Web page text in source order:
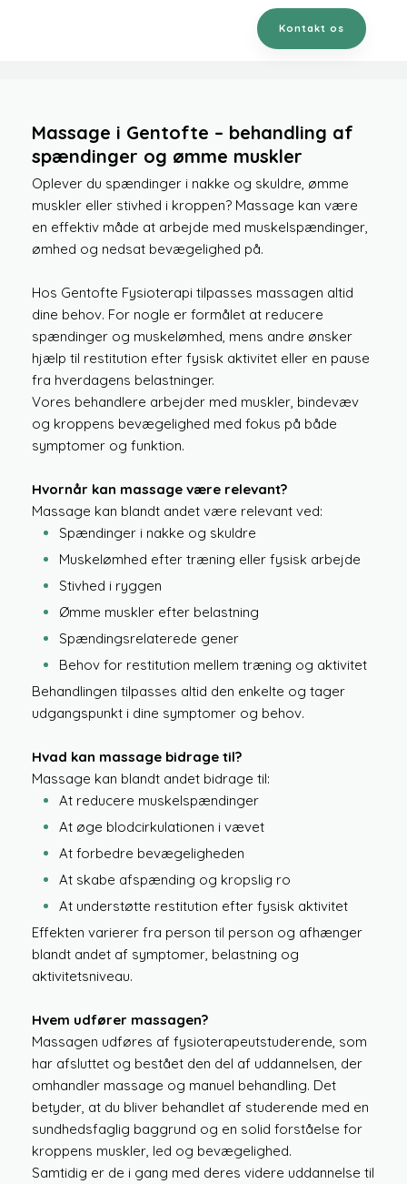
Kontakt os
Massage i Gentofte – behandling af
spændinger og ømme muskler
Oplever du spændinger i nakke og skuldre, ømme
muskler eller stivhed i kroppen? Massage kan være
en effektiv måde at arbejde med muskelspændinger,
ømhed og nedsat bevægelighed på.
Hos Gentofte Fysioterapi tilpasses massagen altid
dine behov. For nogle er formålet at reducere
spændinger og muskelømhed, mens andre ønsker
hjælp til restitution efter fysisk aktivitet eller en pause
fra hverdagens belastninger.
Vores behandlere arbejder med muskler, bindevæv
og kroppens bevægelighed med fokus på både
symptomer og funktion.
Hvornår kan massage være relevant?
Massage kan blandt andet være relevant ved:
Spændinger i nakke og skuldre
Muskelømhed efter træning eller fysisk arbejde
Stivhed i ryggen
Ømme muskler efter belastning
Spændingsrelaterede gener
Behov for restitution mellem træning og aktivitet
Behandlingen tilpasses altid den enkelte og tager
udgangspunkt i dine symptomer og behov.
Hvad kan massage bidrage til?
Massage kan blandt andet bidrage til:
At reducere muskelspændinger
At øge blodcirkulationen i vævet
At forbedre bevægeligheden
At skabe afspænding og kropslig ro
At understøtte restitution efter fysisk aktivitet
Effekten varierer fra person til person og afhænger
blandt andet af symptomer, belastning og
aktivitetsniveau.
Hvem udfører massagen?
Massagen udføres af fysioterapeutstuderende, som
har afsluttet og bestået den del af uddannelsen, der
omhandler massage og manuel behandling. Det
betyder, at du bliver behandlet af studerende med en
sundhedsfaglig baggrund og en solid forståelse for
kroppens muskler, led og bevægelighed.
Samtidig er de i gang med deres videre uddannelse til